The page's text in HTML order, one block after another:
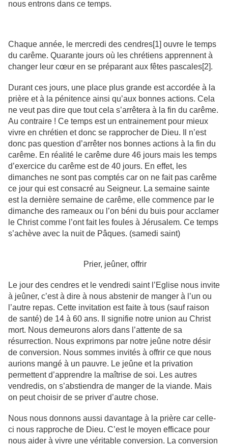
nous entrons dans ce temps.
Chaque année, le mercredi des cendres[1] ouvre le temps
du carême. Quarante jours où les chrétiens apprennent à
changer leur cœur en se préparant aux fêtes pascales[2].
Durant ces jours, une place plus grande est accordée à la
prière et à la pénitence ainsi qu’aux bonnes actions. Cela
ne veut pas dire que tout cela s’arrêtera à la fin du carême.
Au contraire ! Ce temps est un entrainement pour mieux
vivre en chrétien et donc se rapprocher de Dieu. Il n’est
donc pas question d’arrêter nos bonnes actions à la fin du
carême. En réalité le carême dure 46 jours mais les temps
d’exercice du carême est de 40 jours. En effet, les
dimanches ne sont pas comptés car on ne fait pas carême
ce jour qui est consacré au Seigneur. La semaine sainte
est la dernière semaine de carême, elle commence par le
dimanche des rameaux ou l’on béni du buis pour acclamer
le Christ comme l’ont fait les foules à Jérusalem. Ce temps
s’achève avec la nuit de Pâques. (samedi saint)
Prier, jeûner, offrir
Le jour des cendres et le vendredi saint l’Eglise nous invite
à jeûner, c’est à dire à nous abstenir de manger à l’un ou
l’autre repas. Cette invitation est faite à tous (sauf raison
de santé) de 14 à 60 ans. Il signifie notre union au Christ
mort. Nous demeurons alors dans l’attente de sa
résurrection. Nous exprimons par notre jeûne notre désir
de conversion. Nous sommes invités à offrir ce que nous
aurions mangé à un pauvre. Le jeûne et la privation
permettent d’apprendre la maîtrise de soi. Les autres
vendredis, on s’abstiendra de manger de la viande. Mais
on peut choisir de se priver d’autre chose.
Nous nous donnons aussi davantage à la prière car celle-
ci nous rapproche de Dieu. C’est le moyen efficace pour
nous aider à vivre une véritable conversion. La conversion